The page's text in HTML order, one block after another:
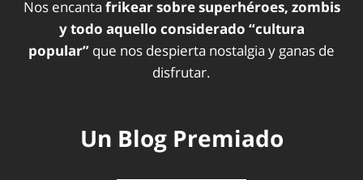
Nos encanta frikear sobre superhéroes, zombis
y todo aquello considerado “cultura
popular” que nos despierta nostalgia y ganas de
disfrutar.
Un Blog Premiado